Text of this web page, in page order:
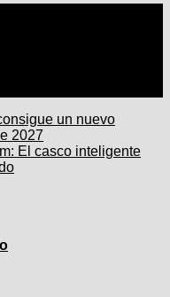
un nuevo
2027
El casco inteligente